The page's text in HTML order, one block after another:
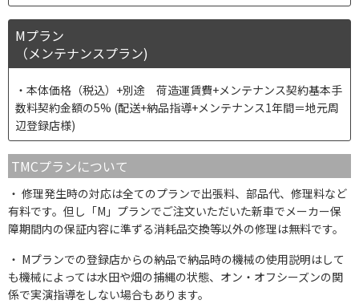
Mプラン
（メンテナンスプラン)
本体価格（税込）+別途 荷造運賃費+メンテナンス契約基本手
数料契約金額の5% (配送+納品指導+メンテナンス1年間＝地元周
辺登録店様)
TMCプランについて
修理発生時の対応は全てのプランで出張料、部品代、修理料など
有料です。但し「M」プランでご注文いただいた新車でメーカー保
障期間内の保証内容に準ずる消耗品交換等以外の修理は無料です。
Mプランでの登録店からの納品で納品時の機械の使用説明はして
も機械によっては水田や畑の捕縄の状態、オン・オフシーズンの関
係で実演指導をしない場合もあります。